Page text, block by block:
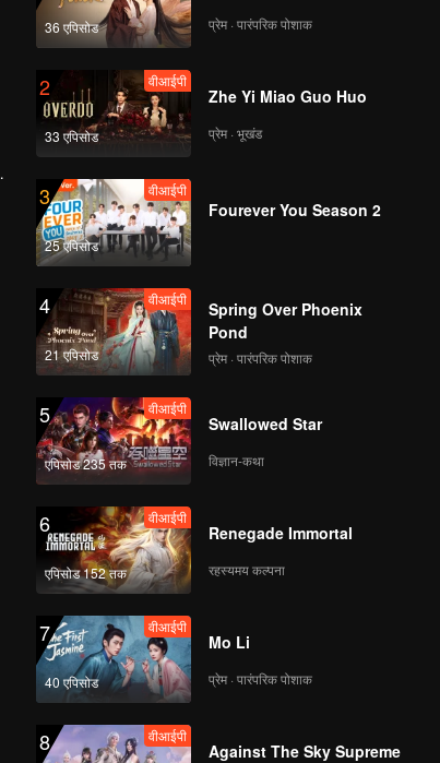
36 एपिसोड प्रेम · पारंपरिक पोशाक
2
33 एपिसोड
वीआईपी
Zhe Yi Miao Guo Huo
प्रेम · भूखंड
3
25 एपिसोड
वीआईपी
Fourever You Season 2
4
21 एपिसोड
वीआईपी
Spring Over Phoenix
Pond
प्रेम · पारंपरिक पोशाक
5
एपिसोड 235 तक
वीआईपी
Swallowed Star
विज्ञान-कथा
6
एपिसोड 152 तक
वीआईपी
Renegade Immortal
रहस्यमय कल्पना
7
40 एपिसोड
वीआईपी
Mo Li
प्रेम · पारंपरिक पोशाक
8 वीआईपी
Against The Sky Supreme